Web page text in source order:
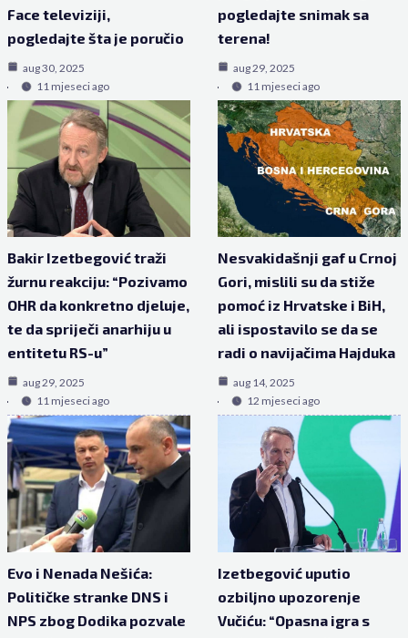
Face televiziji,
pogledajte šta je poručio
aug 30, 2025
11 mjeseci ago
pogledajte snimak sa
terena!
aug 29, 2025
11 mjeseci ago
Bakir Izetbegović traži
žurnu reakciju: “Pozivamo
OHR da konkretno djeluje,
te da spriječi anarhiju u
entitetu RS-u”
aug 29, 2025
11 mjeseci ago
Nesvakidašnji gaf u Crnoj
Gori, mislili su da stiže
pomoć iz Hrvatske i BiH,
ali ispostavilo se da se
radi o navijačima Hajduka
aug 14, 2025
12 mjeseci ago
Evo i Nenada Nešića:
Političke stranke DNS i
NPS zbog Dodika pozvale
Izetbegović uputio
ozbiljno upozorenje
Vučiću: “Opasna igra s